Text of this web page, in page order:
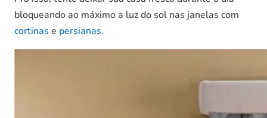
bloqueando ao máximo a luz do sol nas janelas com
cortinas e persianas.